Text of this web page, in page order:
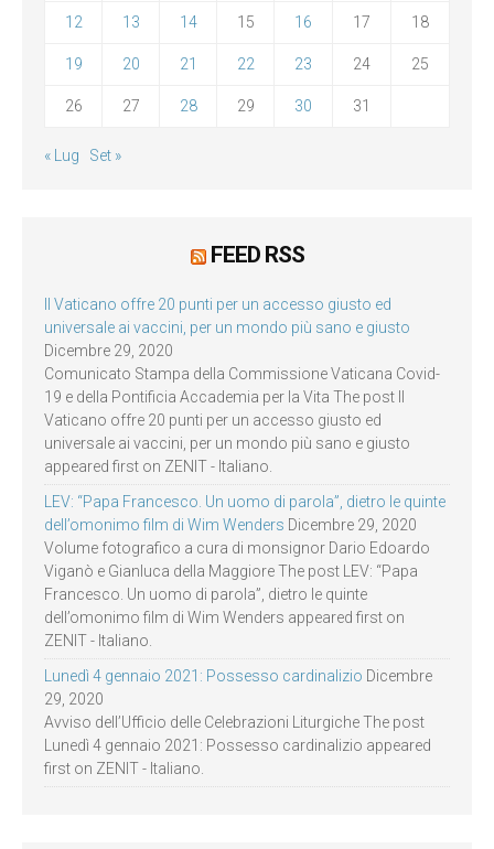
12 13 14 15 16 17 18
19 20 21 22 23 24 25
26 27 28 29 30 31
« Lug Set »
FEED RSS
Il Vaticano offre 20 punti per un accesso giusto ed
universale ai vaccini, per un mondo più sano e giusto
Dicembre 29, 2020
Comunicato Stampa della Commissione Vaticana Covid-
19 e della Pontificia Accademia per la Vita The post Il
Vaticano offre 20 punti per un accesso giusto ed
universale ai vaccini, per un mondo più sano e giusto
appeared first on ZENIT - Italiano.
LEV: “Papa Francesco. Un uomo di parola”, dietro le quinte
dell’omonimo film di Wim Wenders Dicembre 29, 2020
Volume fotografico a cura di monsignor Dario Edoardo
Viganò e Gianluca della Maggiore The post LEV: “Papa
Francesco. Un uomo di parola”, dietro le quinte
dell’omonimo film di Wim Wenders appeared first on
ZENIT - Italiano.
Lunedì 4 gennaio 2021: Possesso cardinalizio Dicembre
29, 2020
Avviso dell’Ufficio delle Celebrazioni Liturgiche The post
Lunedì 4 gennaio 2021: Possesso cardinalizio appeared
first on ZENIT - Italiano.